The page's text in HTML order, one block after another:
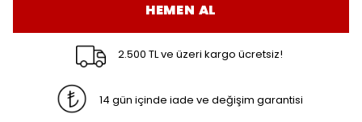
HEMEN AL
2.500 TL ve üzeri kargo ücretsiz!
14 gün içinde iade ve değişim garantisi